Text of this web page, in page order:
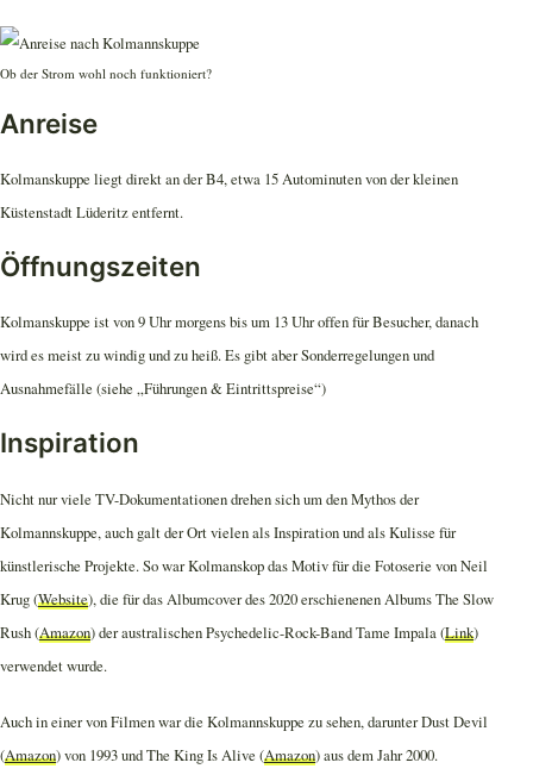
Ob der Strom wohl noch funktioniert?
Anreise
Kolmanskuppe liegt direkt an der B4, etwa 15 Autominuten von der kleinen
Küstenstadt Lüderitz entfernt.
Öffnungszeiten
Kolmanskuppe ist von 9 Uhr morgens bis um 13 Uhr offen für Besucher, danach
wird es meist zu windig und zu heiß. Es gibt aber Sonderregelungen und
Ausnahmefälle (siehe „Führungen & Eintrittspreise“)
Inspiration
Nicht nur viele TV-Dokumentationen drehen sich um den Mythos der
Kolmannskuppe, auch galt der Ort vielen als Inspiration und als Kulisse für
künstlerische Projekte. So war Kolmanskop das Motiv für die Fotoserie von Neil
Krug (Website), die für das Albumcover des 2020 erschienenen Albums The Slow
Rush (Amazon) der australischen Psychedelic-Rock-Band Tame Impala (Link)
verwendet wurde.
Auch in einer von Filmen war die Kolmannskuppe zu sehen, darunter Dust Devil
(Amazon) von 1993 und The King Is Alive (Amazon) aus dem Jahr 2000.